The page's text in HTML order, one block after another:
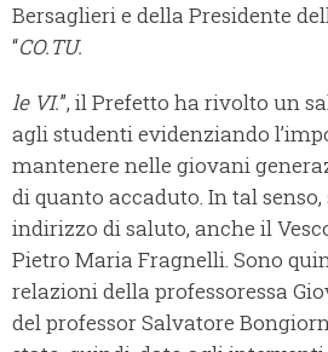
Bersaglieri e della Presidente
“CO.TU.
le VI.”, il Prefetto ha rivolto un
agli studenti evidenziando
mantenere nelle giovani
di quanto accaduto. In tal senso,
indirizzo di saluto, anche il
Pietro Maria Fragnelli. Sono
relazioni della professoressa
del professor Salvatore